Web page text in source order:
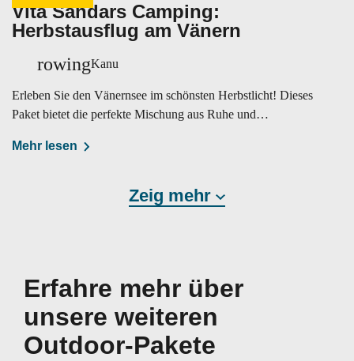
Vita Sandars Camping:
Herbstausflug am Vänern
rowingKanu
Erleben Sie den Vänernsee im schönsten Herbstlicht! Dieses
Paket bietet die perfekte Mischung aus Ruhe und
Mehr lesen
Zeig mehr
Erfahre mehr über
unsere weiteren
Outdoor-Pakete